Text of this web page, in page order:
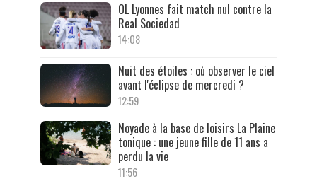
OL Lyonnes fait match nul contre la
Real Sociedad
14:08
Nuit des étoiles : où observer le ciel
avant l'éclipse de mercredi ?
12:59
Noyade à la base de loisirs La Plaine
tonique : une jeune fille de 11 ans a
perdu la vie
11:56